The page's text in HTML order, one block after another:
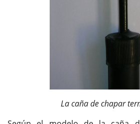
La caña de chapar